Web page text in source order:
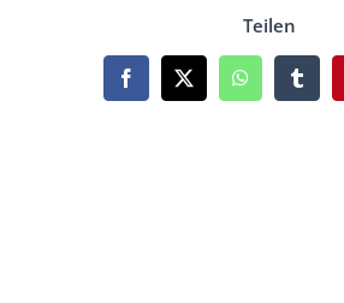
Teilen
Facebook
X WhatsApp